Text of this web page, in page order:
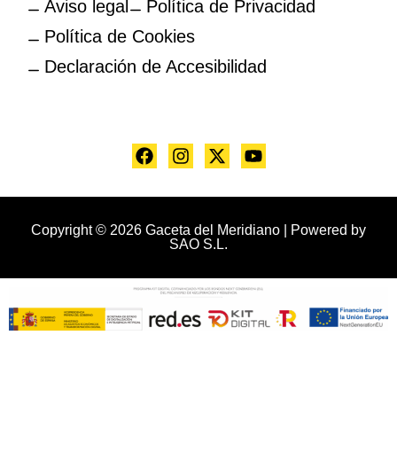
Aviso legal
Política de Privacidad
Política de Cookies
Declaración de Accesibilidad
Copyright © 2026 Gaceta del Meridiano | Powered by
SAO S.L.